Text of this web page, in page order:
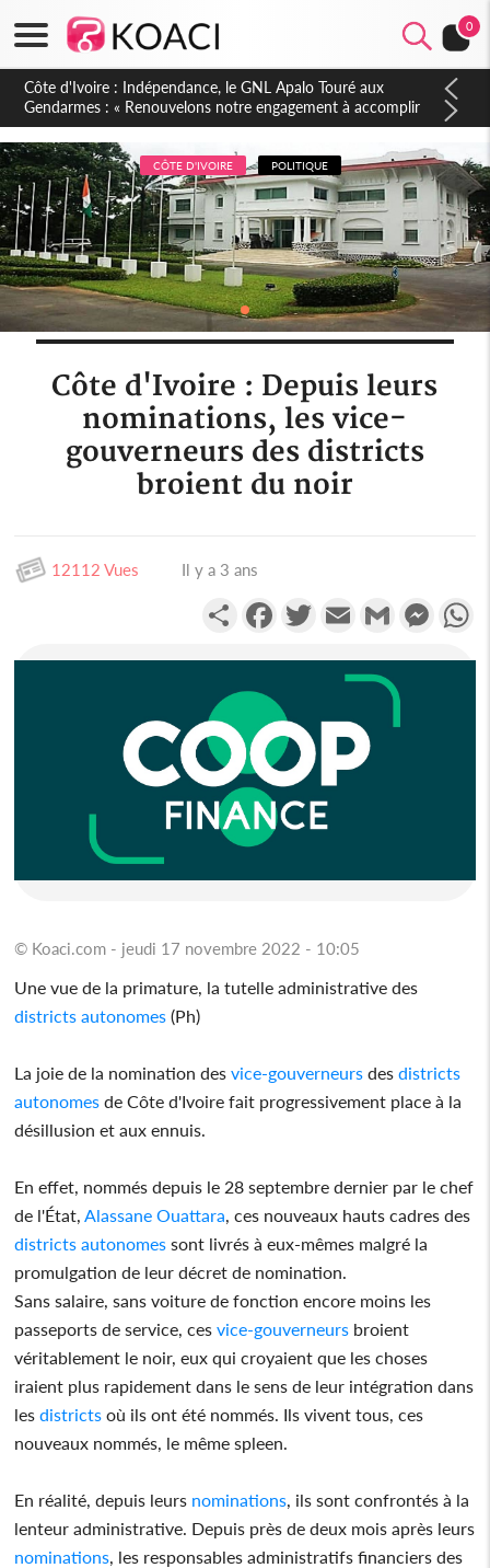
0
Sierra Leone : Un projet de réforme constitutionnelle en
gestation, points clés des amendements, un exclu d'avance
CÔTE D'IVOIRE POLITIQUE
Côte d'Ivoire : Depuis leurs
nominations, les vice-
gouverneurs des districts
broient du noir
12112 Vues Il y a 3 ans
PartagerFacebookTwitterEmail Gmail
© Koaci.com - jeudi 17 novembre 2022 - 10:05
Une vue de la primature, la tutelle administrative des
districts autonomes (Ph)
La joie de la nomination desvice-gouverneurs desdistricts
autonomes de Côte d'Ivoire fait progressivement place à la
désillusion et aux ennuis.
En effet, nommés depuis le 28 septembre dernier par le chef
de l'État, Alassane Ouattara , ces nouveaux hauts cadres des
districts autonomes sont livrés à eux-mêmes malgré la
promulgation de leur décret de nomination.
Sans salaire, sans voiture de fonction encore moins les
passeports de service, cesvice-gouverneurs broient
véritablement le noir, eux qui croyaient que les choses
iraient plus rapidement dans le sens de leur intégration dans
lesdistricts où ils ont été nommés. Ils vivent tous, ces
nouveaux nommés, le même spleen.
En réalité, depuis leurs nominations , ils sont confrontés à la
lenteur administrative. Depuis près de deux mois après leurs
nominations , les responsables administratifs financiers des